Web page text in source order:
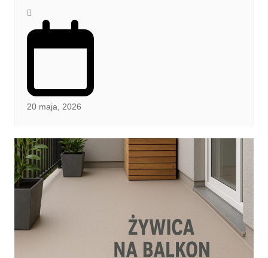
20 maja, 2026